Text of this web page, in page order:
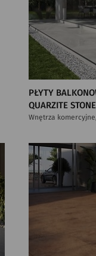
PŁYTY
QUARZITE
Wnętrza